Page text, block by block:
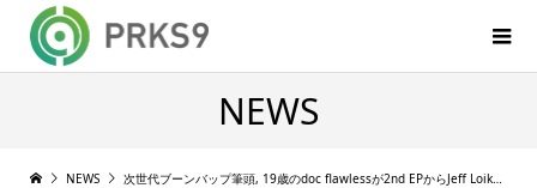
NEWS
NEWS 次世代ブーンバップ筆頭, 19歳のdoc flawlessが2nd EPからJeff Loikとのリード曲 phantom をリリース